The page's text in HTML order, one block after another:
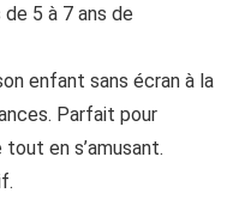
5 à 7 ans de
enfant sans écran à la
Parfait pour
en s’amusant.